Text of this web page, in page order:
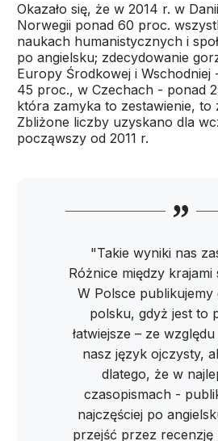
Okazało się, że w 2014 r. w
Norwegii ponad 60 proc.
naukach humanistycznych i
po angielsku; zdecydowanie
Europy Środkowej i Wschodniej
45 proc., w Czechach - ponad
która zamyka to zestawienie, to
Zbliżone liczby uzyskano dla
począwszy od 2011 r.
"Takie wyniki nas
Różnice między krajami
W Polsce publikujemy
polsku, gdyż jest to
łatwiejsze – ze
nasz język ojczysty,
dlatego, że w
czasopismach -
najczęściej po
przejść przez recenzję